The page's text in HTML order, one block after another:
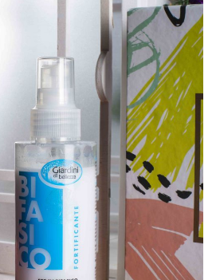
моментального действия
и масляную, которые